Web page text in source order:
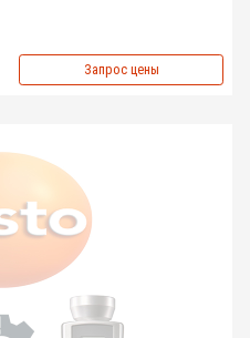
Запрос цены